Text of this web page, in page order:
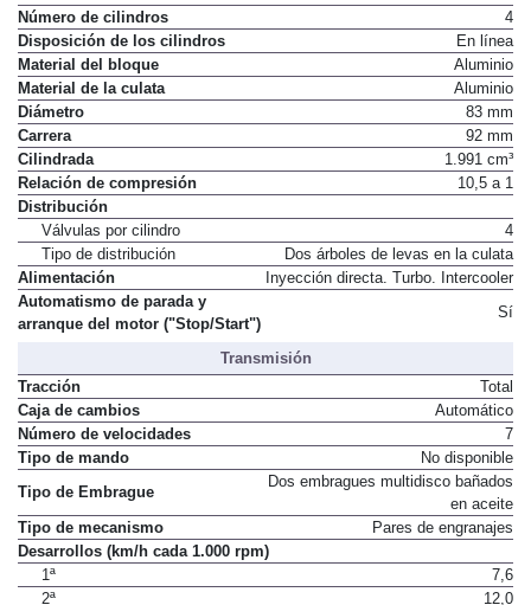
Situación
Delantero transversal
Número de cilindros
4
Disposición de los cilindros
En línea
Material del bloque
Aluminio
Material de la culata
Aluminio
Diámetro
83 mm
Carrera
92 mm
Cilindrada
1.991 cm³
Relación de compresión
Distribución
Válvulas por cilindro
4
Tipo de distribución
Dos árboles de levas en la culata
Alimentación
Automatismo de parada y
Transmisión
Tracción
Total
Caja de cambios
Automático
Número de velocidades
7
No disponible
Tipo de Embrague
Dos embragues multidisco bañados
en aceite
Tipo de mecanismo
Desarrollos (km/h cada 1.000 rpm)
1ª
7,6